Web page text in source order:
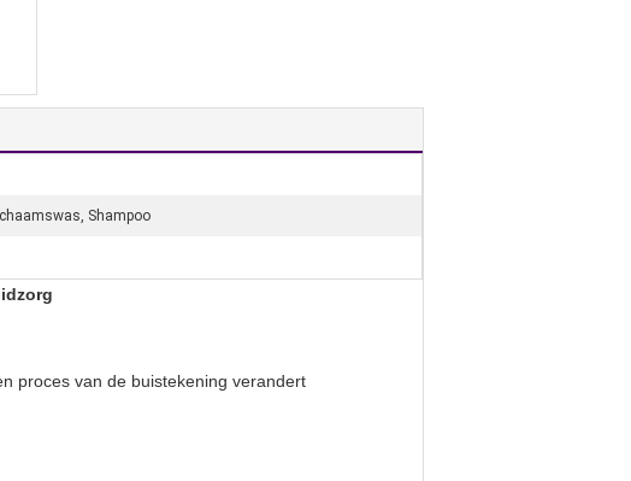
Shampoo
proces van de buistekening verandert